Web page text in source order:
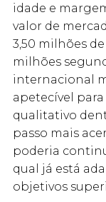
idade e
valor de
3,50 milhões
milhões
internacional
apetecível
qualitativo
passo mais
poderia
qual já está
objetivos